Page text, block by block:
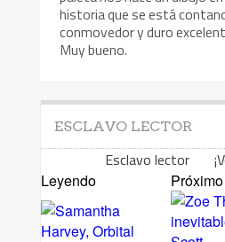
historia que se está
conmovedor y duro
Muy bueno.
ESCLAVO LECTOR
Esclavo lector
Leyendo Próximo